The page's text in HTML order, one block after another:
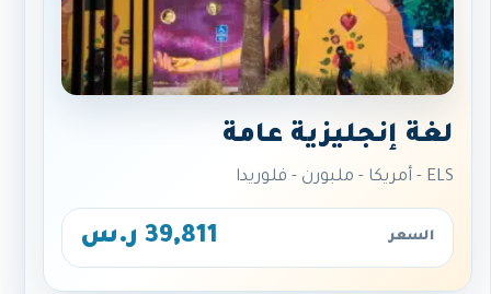
لغة إنجليزية عامة
ELS - أمريكا - ملبورن - فلوريدا
السعر 39,811 ر.س